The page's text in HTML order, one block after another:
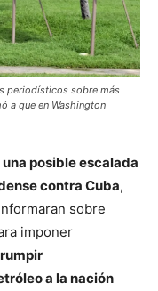
periodísticos sobre más
a que en Washington
posible escalada
contra Cuba,
sobre
imponer
a la nación